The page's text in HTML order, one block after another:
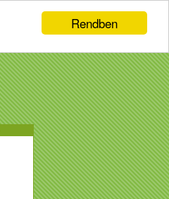
Rendben